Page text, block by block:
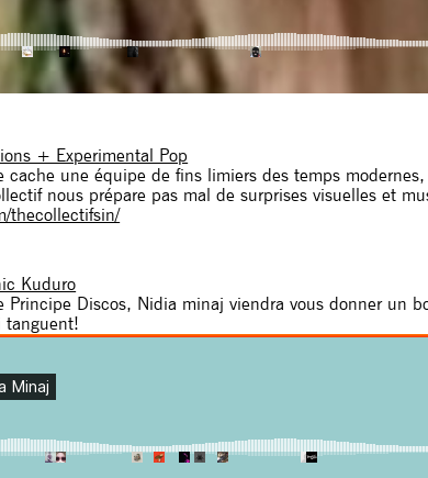
+ Experimental Pop
cache une équipe de fins limiers des temps
nous prépare pas mal de surprises visuelles et
thecollectifsin/
Kuduro
Principe Discos, Nidia minaj viendra vous donner un
tanguent!